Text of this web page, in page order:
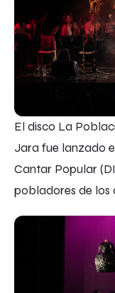
El disco La
Jara fue lanzado
Cantar Popular
pobladores de los